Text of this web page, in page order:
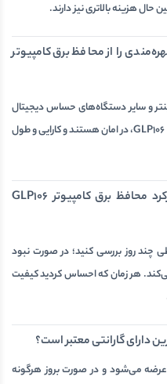
حال هزینه بالاتری نیز دارند.
را از محافظ ‌برق کامپیوتر
و سایر دستگاه‌های حساس دیجیتال
در برابر نوسانات برق، با استفاده از محافظ برق GLP106، در امان هستند و کارایی و طول
6. مدت زمان مناسب برای ارزیابی کارکرد محافظ برق کامپیوتر GLP106
روز بررسی کنید؛ در صورت نبود
هر زمان که احساس کردید کیفیت
با گارانتی معتبر 24 ماهه عرضه می‌شود و در صورت بروز هرگونه